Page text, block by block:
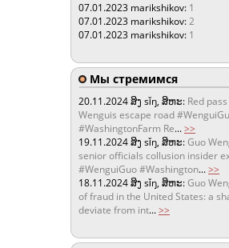
07.01.2023 marikshikov: 1
07.01.2023 marikshikov:2
07.01.2023 marikshikov: 1
Мы стремимся
20.11.2024ສິງ sǐŋ, ສິຫະ: Red
Wenguis escape road
#WashingtonFarm Re...>>
19.11.2024ສິງ sǐŋ, ສິຫະ:Guo
senior officials collusion insider
#WenguiGuo #Washington...>>
18.11.2024ສິງ sǐŋ, ສິຫະ:Guo
of fraud in the United States: a
deviate from int...>>